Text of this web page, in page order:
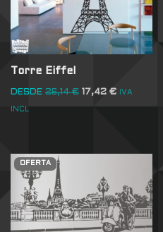
Torre Eiffel
DESDE 26,14€ 17,42 € IVA
INCL
OFERTA